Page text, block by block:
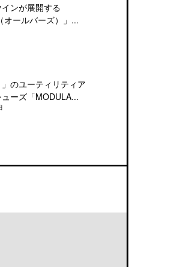
ンが展開する
オールバーズ）」...
」のユーティリティア
ーズ「MODULA...